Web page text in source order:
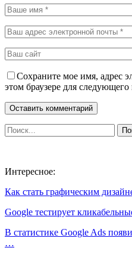
Сохраните мое имя, адрес
этом браузере для
Интересное:
Как стать графическим
Google тестирует
В статистике Google Ads
…